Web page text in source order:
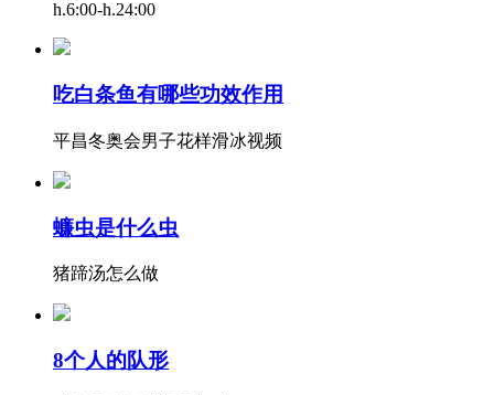
h.6:00-h.24:00
吃白条鱼有哪些功效作用
平昌冬奥会男子花样滑冰视频
蠊虫是什么虫
猪蹄汤怎么做
8个人的队形